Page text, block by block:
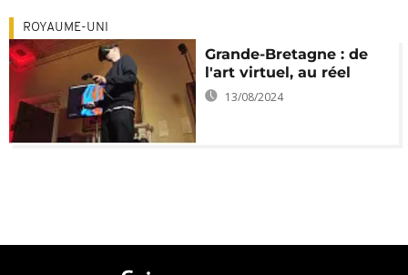
ROYAUME-UNI
Grande-Bretagne : de
l'art virtuel, au réel
13/08/2024